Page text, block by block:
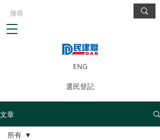
ENG
選民登記
文章
所有